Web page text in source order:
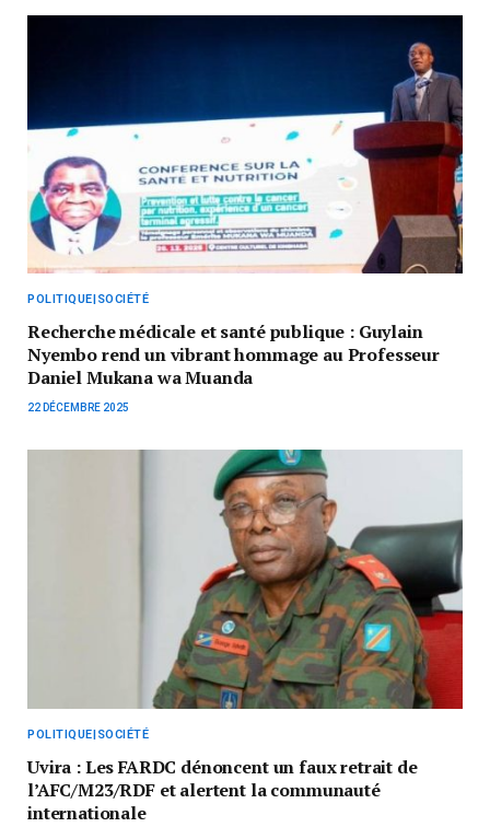
POLITIQUE|SOCIÉTÉ
Recherche médicale et santé publique : Guylain
Nyembo rend un vibrant hommage au Professeur
Daniel Mukana wa Muanda
22 DÉCEMBRE 2025
POLITIQUE|SOCIÉTÉ
Uvira : Les FARDC dénoncent un faux retrait de
l’AFC/M23/RDF et alertent la communauté
internationale